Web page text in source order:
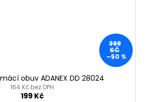
399
KČ
–50 %
obuv ADANEX DD 28024
164 Kč bez DPH
199 Kč